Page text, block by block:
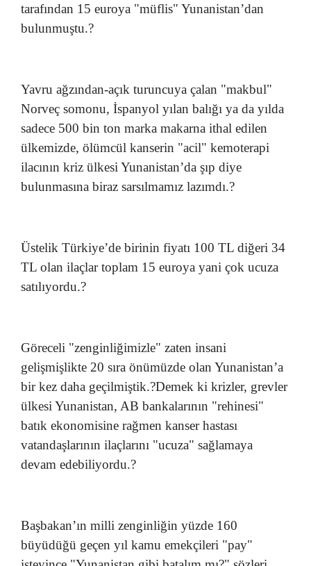
tarafından 15 euroya "müflis" Yunanistan’dan
bulunmuştu.?
Yavru ağzından-açık turuncuya çalan "makbul"
Norveç somonu, İspanyol yılan balığı ya da yılda
sadece 500 bin ton marka makarna ithal edilen
ülkemizde, ölümcül kanserin "acil" kemoterapi
ilacının kriz ülkesi Yunanistan’da şıp diye
bulunmasına biraz sarsılmamız lazımdı.?
Üstelik Türkiye’de birinin fiyatı 100 TL diğeri 34
TL olan ilaçlar toplam 15 euroya yani çok ucuza
satılıyordu.?
Göreceli "zenginliğimizle" zaten insani
gelişmişlikte 20 sıra önümüzde olan Yunanistan’a
bir kez daha geçilmiştik.?Demek ki krizler, grevler
ülkesi Yunanistan, AB bankalarının "rehinesi"
batık ekonomisine rağmen kanser hastası
vatandaşlarının ilaçlarını "ucuza" sağlamaya
devam edebiliyordu.?
Başbakan’ın milli zenginliğin yüzde 160
büyüdüğü geçen yıl kamu emekçileri "pay"